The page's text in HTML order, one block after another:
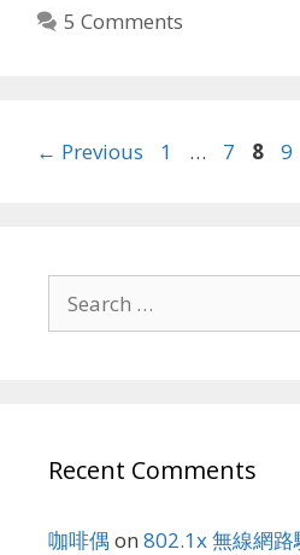
5 Comments
← Previous Page
1 … Page
7 Page
8 9
for:
Recent Comments
咖啡偶 on 802.1x 無線網路